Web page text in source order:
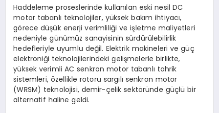
Haddeleme proseslerinde kullanılan eski nesil DC
motor tabanlı teknolojiler, yüksek bakım ihtiyacı,
görece düşük enerji verimliliği ve işletme maliyetleri
nedeniyle günümüz sanayisinin sürdürülebilirlik
hedefleriyle uyumlu değil. Elektrik makineleri ve güç
elektroniği teknolojilerindeki gelişmelerle birlikte,
yüksek verimli AC senkron motor tabanlı tahrik
sistemleri, özellikle rotoru sargılı senkron motor
(WRSM) teknolojisi, demir-çelik sektöründe güçlü bir
alternatif haline geldi.